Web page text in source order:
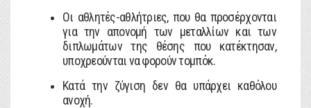
Οι αθλητές-αθλήτριες, που θα προσέρχονται
για την απονομή των μεταλλίων και των
διπλωμάτων της θέσης που κατέκτησαν,
υποχρεούνται να φορούν τομπόκ.
Κατά την ζύγιση δεν θα υπάρχει καθόλου
ανοχή.